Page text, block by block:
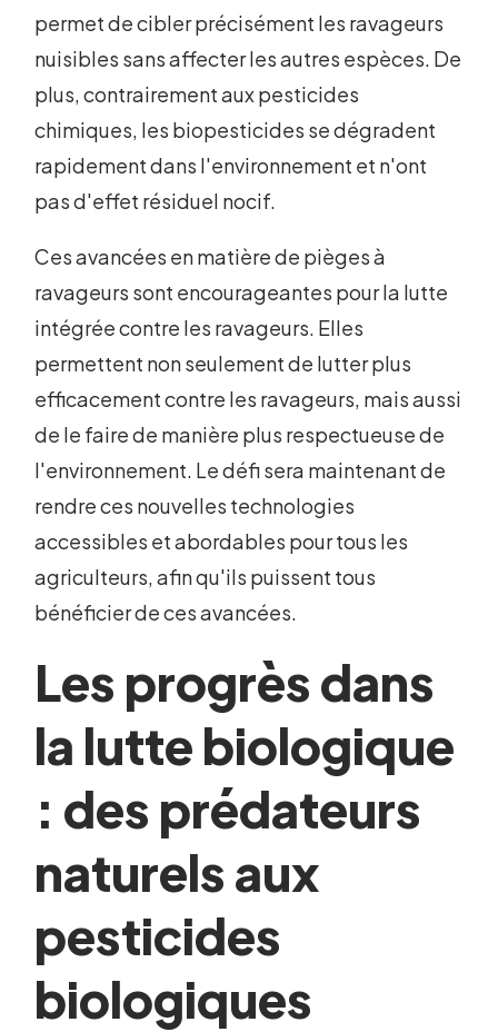
permet de cibler précisément les ravageurs
nuisibles sans affecter les autres espèces. De
plus, contrairement aux pesticides
chimiques, les biopesticides se dégradent
rapidement dans l'environnement et n'ont
pas d'effet résiduel nocif.
Ces avancées en matière de pièges à
ravageurs sont encourageantes pour la lutte
intégrée contre les ravageurs. Elles
permettent non seulement de lutter plus
efficacement contre les ravageurs, mais aussi
de le faire de manière plus respectueuse de
l'environnement. Le défi sera maintenant de
rendre ces nouvelles technologies
accessibles et abordables pour tous les
agriculteurs, afin qu'ils puissent tous
bénéficier de ces avancées.
Les progrès dans
la lutte biologique
: des prédateurs
naturels aux
pesticides
biologiques